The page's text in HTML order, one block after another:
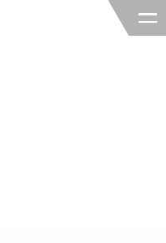
技術大学院大学